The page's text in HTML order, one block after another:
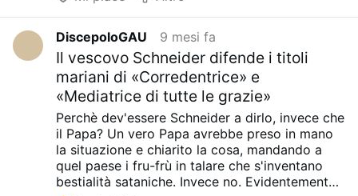
DiscepoloGAU 9 mesi fa
Il vescovo Schneider difende i titoli
mariani di «Corredentrice» e
«Mediatrice di tutte le grazie»
Perchè dev'essere Schneider a dirlo, invece che
il Papa? Un vero Papa avrebbe preso in mano
la situazione e chiarito la cosa, mandando a
quel paese i fru-frù in talare che s'inventano
bestialità sataniche. Invece no. Evidentemente